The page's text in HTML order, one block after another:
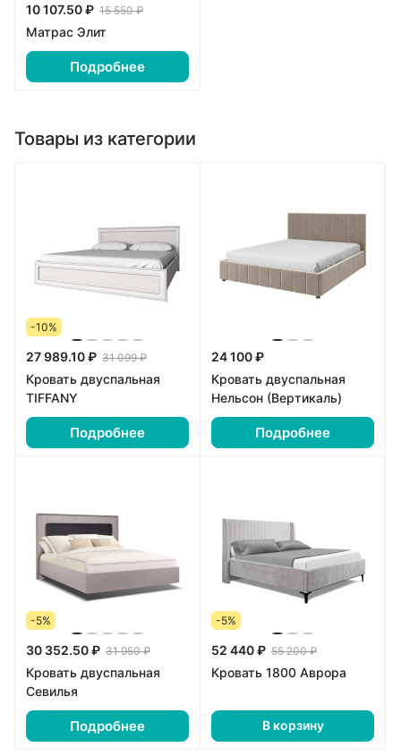
10 107.50 ₽ 15 550 ₽
Матрас Элит
Подробнее
Товары из категории
-10%
27 989.10 ₽ 31 099 ₽
Кровать двуспальная
TIFFANY
Подробнее
24 100 ₽
Кровать двуспальная
Нельсон (Вертикаль)
Подробнее
-5%
30 352.50 ₽ 31 950 ₽
Кровать двуспальная
Севилья
Подробнее
-5%
52 440 ₽ 55 200 ₽
Кровать 1800 Аврора
В корзину